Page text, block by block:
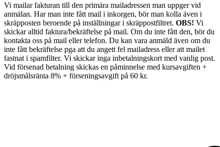
Vi mailar fakturan till den primära mailadressen man uppger vid
anmälan. Har man inte fått mail i inkorgen, bör man kolla även i
skräpposten beroende på inställningar i skräppostfiltret. OBS! Vi
skickar alltid faktura/bekräftelse på mail. Om du inte fått den, bör du
kontakta oss på mail eller telefon. Du kan vara anmäld även om du
inte fått bekräftelse pga att du angett fel mailadress eller att mailet
fastnat i spamfilter. Vi skickar inga inbetalningskort med vanlig post.
Vid försenad betalning skickas en påminnelse med kursavgiften +
dröjsmålsränta 8% + förseningsavgift på 60 kr.